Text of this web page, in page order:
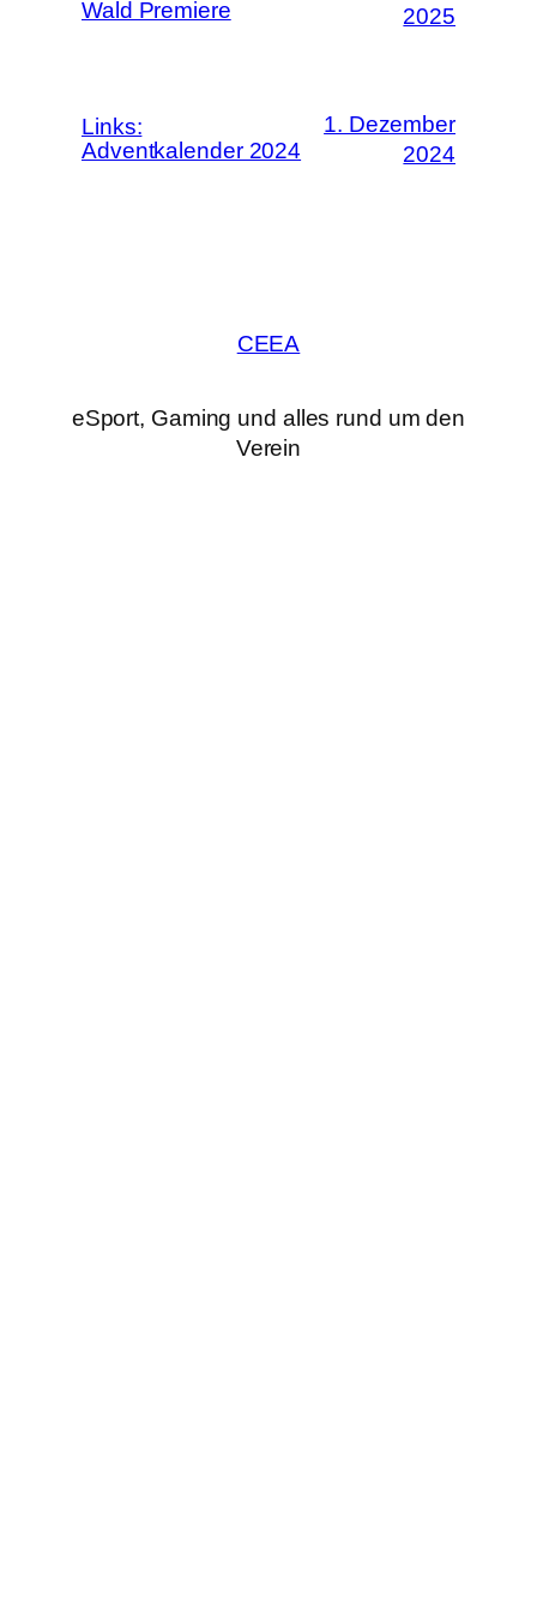
Wald Premiere 2025
Links:
Adventkalender 2024
1. Dezember
2024
CEEA
eSport, Gaming und alles rund um den
Verein